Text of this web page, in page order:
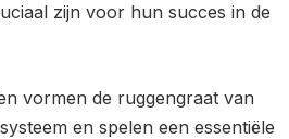
zijn voor hun succes in de
vormen de ruggengraat van
en spelen een essentiële